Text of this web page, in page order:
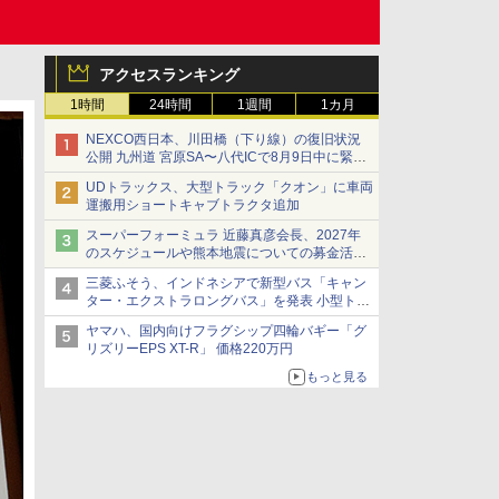
アクセスランキング
1時間 24時間 1週間 1カ月
NEXCO西日本、川田橋（下り線）の復旧状況
公開 九州道 宮原SA〜八代ICで8月9日中に緊急
車両を通行可能に
UDトラックス、大型トラック「クオン」に車両
運搬用ショートキャブトラクタ追加
スーパーフォーミュラ 近藤真彦会長、2027年
のスケジュールや熊本地震についての募金活動
を紹介
三菱ふそう、インドネシアで新型バス「キャン
ター・エクストラロングバス」を発表 小型トラ
ックベースの観光・旅客輸送向けバス
ヤマハ、国内向けフラグシップ四輪バギー「グ
リズリーEPS XT-R」 価格220万円
もっと見る